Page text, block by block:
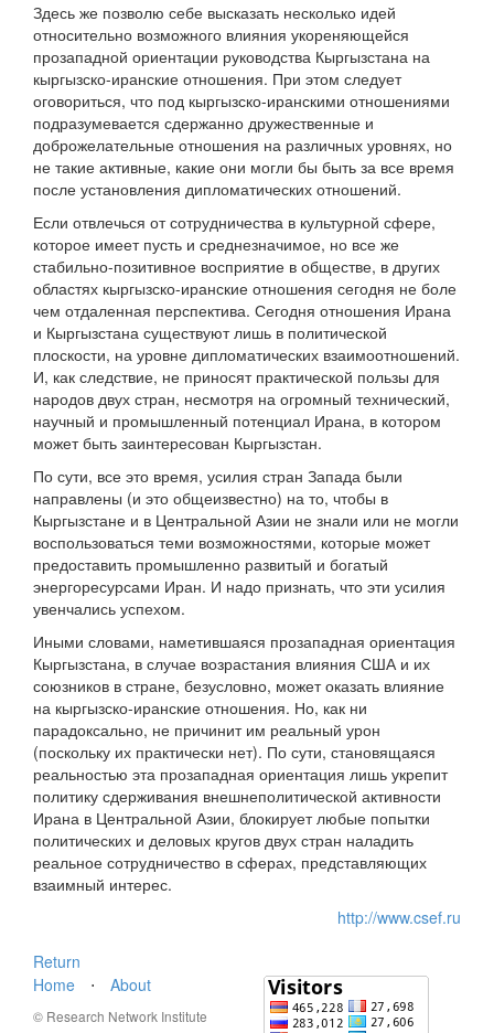
Здесь же позволю себе высказать несколько идей
относительно возможного влияния укореняющейся
прозападной ориентации руководства Кыргызстана на
кыргызско-иранские отношения. При этом следует
оговориться, что под кыргызско-иранскими отношениями
подразумевается сдержанно дружественные и
доброжелательные отношения на различных уровнях, но
не такие активные, какие они могли бы быть за все время
после установления дипломатических отношений.
Если отвлечься от сотрудничества в культурной сфере,
которое имеет пусть и среднезначимое, но все же
стабильно-позитивное восприятие в обществе, в других
областях кыргызско-иранские отношения сегодня не боле
чем отдаленная перспектива. Сегодня отношения Ирана
и Кыргызстана существуют лишь в политической
плоскости, на уровне дипломатических взаимоотношений.
И, как следствие, не приносят практической пользы для
народов двух стран, несмотря на огромный технический,
научный и промышленный потенциал Ирана, в котором
может быть заинтересован Кыргызстан.
По сути, все это время, усилия стран Запада были
направлены (и это общеизвестно) на то, чтобы в
Кыргызстане и в Центральной Азии не знали или не могли
воспользоваться теми возможностями, которые может
предоставить промышленно развитый и богатый
энергоресурсами Иран. И надо признать, что эти усилия
увенчались успехом.
Иными словами, наметившаяся прозападная ориентация
Кыргызстана, в случае возрастания влияния США и их
союзников в стране, безусловно, может оказать влияние
на кыргызско-иранские отношения. Но, как ни
парадоксально, не причинит им реальный урон
(поскольку их практически нет). По сути, становящаяся
реальностью эта прозападная ориентация лишь укрепит
политику сдерживания внешнеполитической активности
Ирана в Центральной Азии, блокирует любые попытки
политических и деловых кругов двух стран наладить
реальное сотрудничество в сферах, представляющих
взаимный интерес.
http://www.csef.ru
Return
Home
⋅ About
© Research Network Institute